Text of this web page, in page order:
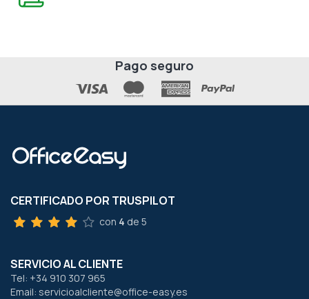
Pago seguro
CERTIFICADO POR TRUSPILOT
con 4 de 5
SERVICIO AL CLIENTE
Tel: +34 910 307 965
Email: servicioalcliente@office-easy.es